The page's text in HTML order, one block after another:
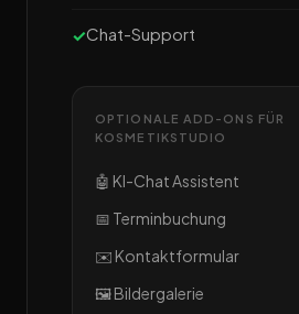
Chat-Support
OPTIONALE ADD-ONS FÜR
KOSMETIKSTUDIO
🤖 KI-Chat Assistent
📅 Terminbuchung
✉️ Kontaktformular
🖼️ Bildergalerie